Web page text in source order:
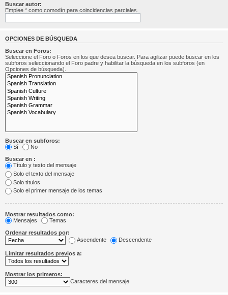
Buscar autor:
Emplee * como comodín para coincidencias parciales.
OPCIONES DE BÚSQUEDA
Buscar en Foros:
Seleccione el Foro o Foros en los que desea buscar. Para agilizar puede buscar en los
subforos seleccionando el Foro padre y habilitar la búsqueda en los subforos (en
Opciones de búsqueda).
Buscar en subforos:
Sí
No
Buscar en :
Título y texto del mensaje
Solo el texto del mensaje
Solo títulos
Solo el primer mensaje de los temas
Mostrar resultados como:
Mensajes
Temas
Ordenar resultados por:
Ascendente
Descendente
Limitar resultados previos a:
Mostrar los primeros:
Caracteres del mensaje